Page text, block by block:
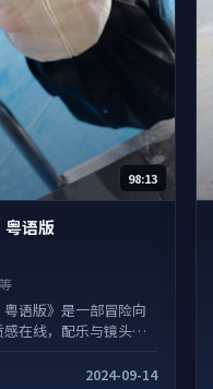
98:13
粤语版
粤语版》是一部冒险向
在线，配乐与镜头配
2024-09-14